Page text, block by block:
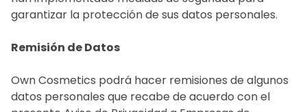
garantizar la protección de sus datos personales.
Remisión de Datos
Own Cosmetics podrá hacer remisiones de algunos
datos personales que recabe de acuerdo con el